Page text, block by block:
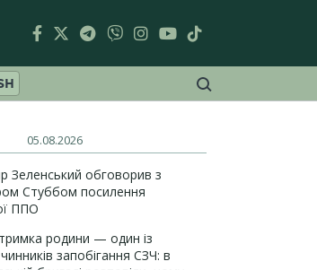
05.08.2026
Зеленський обговорив з
Стуббом посилення
ППО
родини — один із
запобігання СЗЧ: в